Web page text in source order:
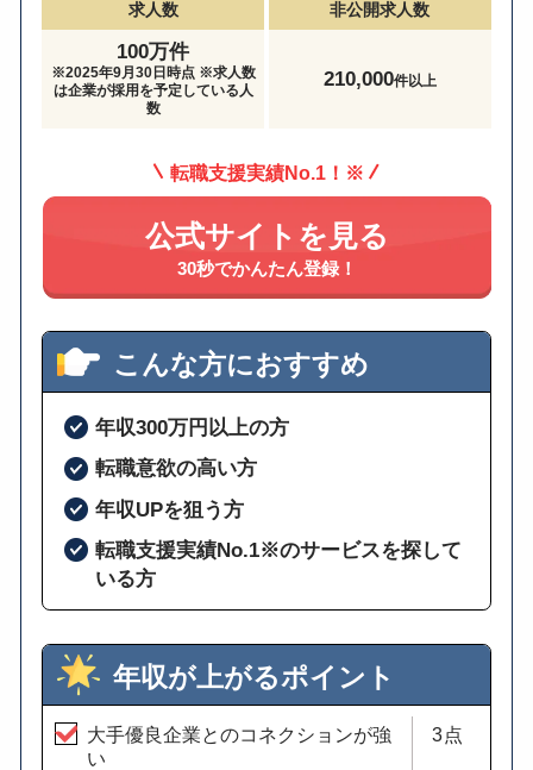
求人数
100万件
※2025年9月30日時点 ※求人数
は企業が採用を予定している人
数
非公開求人数
210,000件以上
転職支援実績No.1！※
公式サイトを見る
30秒でかんたん登録！
こんな方におすすめ
年収300万円以上の方
転職意欲の高い方
年収UPを狙う方
転職支援実績No.1※のサービスを探して
いる方
年収が上がるポイント
大手優良企業とのコネクションが強
い
3点